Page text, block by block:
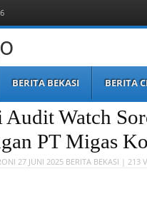
Bekasi
Bekasi
BERITA BEKASI BERITA
Audit Watch
PT Migas
27 JUNI 2025 BERITA BEKASI | 213